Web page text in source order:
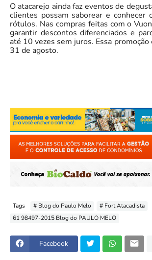
O atacarejo ainda faz eventos de
clientes possam saborear e conhecer
rótulos. Nas compras feitas com o
garantir descontos diferenciados e
até 10 vezes sem juros. Essa
31 de agosto.
Tags # Blog do Paulo Melo
# Fort Atacadista
61 98497-2015 Blog do PAULO MELO
Facebook